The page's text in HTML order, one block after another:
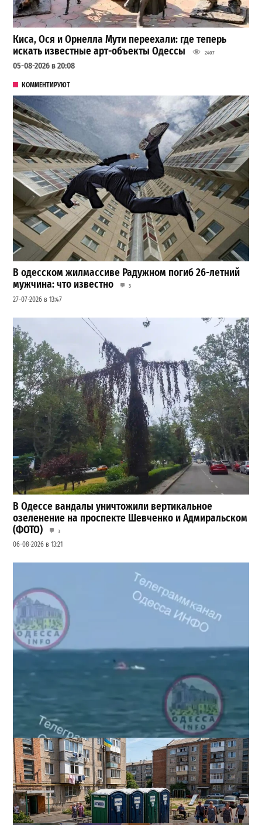
Киса, Ося и Орнелла Мути переехали: где теперь
искать известные арт-объекты Одессы
2407
05-08-2026 в 20:08
КОММЕНТИРУЮТ
В одесском жилмассиве Радужном погиб 26-летний
мужчина: что известно
3
27-07-2026 в 13:47
В Одессе вандалы уничтожили вертикальное
озеленение на проспекте Шевченко и Адмиральском
(ФОТО)
3
06-08-2026 в 13:21
Под Одессой уносит в море ребенка на матрасе и
мужчину: идет спасательная операция
28-07-2026 в 17:51
ВИБОР РЕДАКЦИИ